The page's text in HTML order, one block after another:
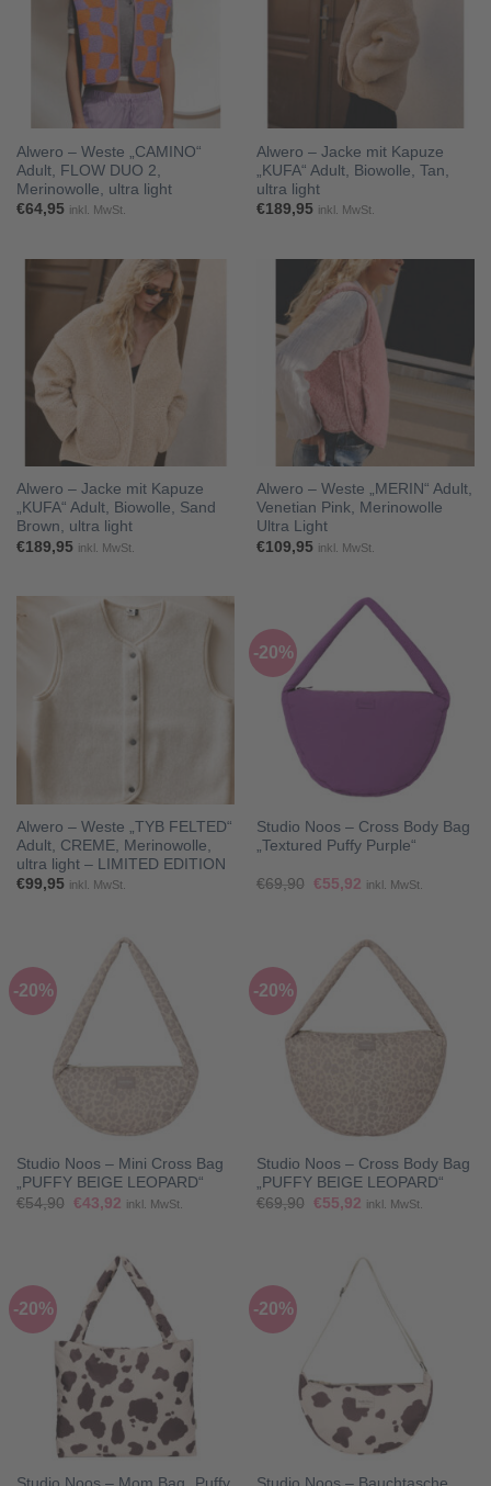
Alwero – Weste „CAMINO“
Adult, FLOW DUO 2,
Merinowolle, ultra light
€64,95 inkl. MwSt.
Alwero – Jacke mit Kapuze
„KUFA“ Adult, Biowolle, Tan,
ultra light
€189,95 inkl. MwSt.
Alwero – Jacke mit Kapuze
„KUFA“ Adult, Biowolle, Sand
Brown, ultra light
€189,95 inkl. MwSt.
Alwero – Weste „MERIN“ Adult,
Venetian Pink, Merinowolle
Ultra Light
€109,95 inkl. MwSt.
Alwero – Weste „TYB FELTED“
Adult, CREME, Merinowolle,
ultra light – LIMITED EDITION
€99,95 inkl. MwSt.
-20%
Studio Noos – Cross Body Bag
„Textured Puffy Purple“
€69,90 Ursprünglicher
€55,92Aktueller
inkl. MwSt.
-20%
Studio Noos – Mini Cross Bag
„PUFFY BEIGE LEOPARD“
€54,90 Ursprünglicher
€43,92Aktueller
inkl. MwSt.
-20%
Studio Noos – Cross Body Bag
„PUFFY BEIGE LEOPARD“
€69,90 Ursprünglicher
€55,92Aktueller
inkl. MwSt.
-20% -20%